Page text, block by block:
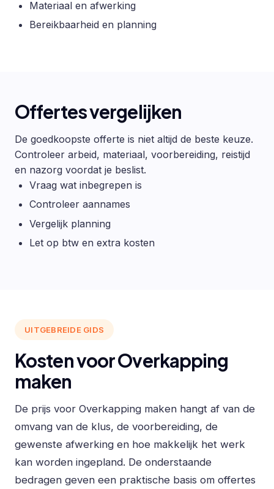
Materiaal en afwerking
Bereikbaarheid en planning
Offertes vergelijken
De goedkoopste offerte is niet altijd de beste keuze.
Controleer arbeid, materiaal, voorbereiding, reistijd
en nazorg voordat je beslist.
Vraag wat inbegrepen is
Controleer aannames
Vergelijk planning
Let op btw en extra kosten
UITGEBREIDE GIDS
Kosten voor Overkapping
maken
De prijs voor Overkapping maken hangt af van de
omvang van de klus, de voorbereiding, de
gewenste afwerking en hoe makkelijk het werk
kan worden ingepland. De onderstaande
bedragen geven een praktische basis om offertes